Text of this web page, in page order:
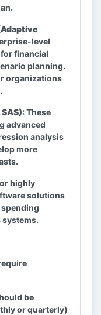
level
financial
planning.
organizations
These
advanced
analysis
more
highly
solutions
be
or quarterly)